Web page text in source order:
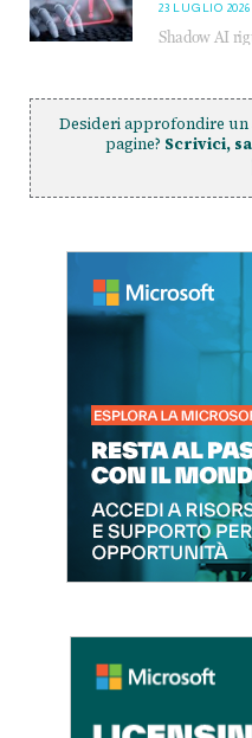
23 LUGLIO 2026
Desideri approfondire
pagine? Scrivici,